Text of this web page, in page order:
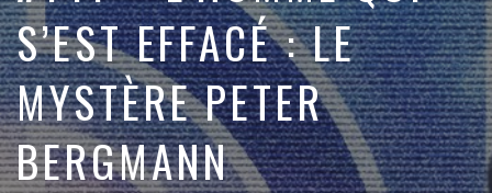
S’EST EFFACÉ : LE
MYSTÈRE PETER
BERGMANN